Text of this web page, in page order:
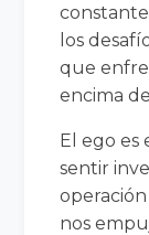
los
que
encima
El ego es
sentir
nos